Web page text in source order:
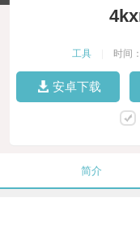
工具 时间
安卓下载
简介